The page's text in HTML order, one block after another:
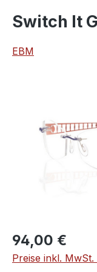
Switch It
EBM
Regulärer Preis:
94,00 €
Preise inkl.